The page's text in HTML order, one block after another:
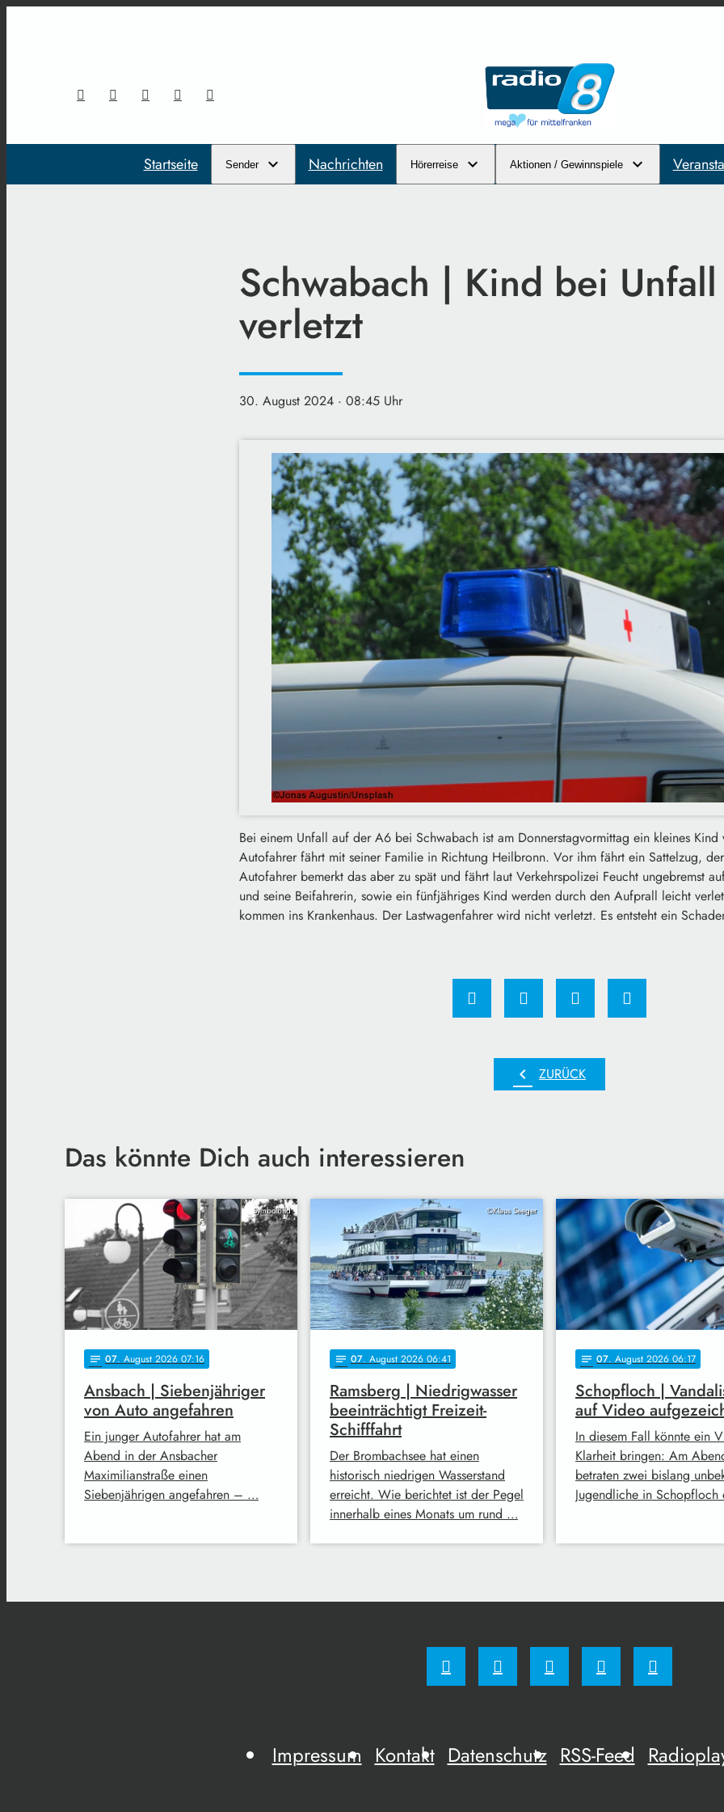
Startseite Sender Nachrichten Hörerreise Aktionen / Gewinnspiele
Schwabach | Kind bei
verletzt
30. August 2024 · 08:45 Uhr
Bei einem Unfall auf der A6 bei Schwabach ist am Donnerstagvormittag ein kleines
Autofahrer fährt mit seiner Familie in Richtung Heilbronn. Vor ihm fährt ein Sattelzug,
Autofahrer bemerkt das aber zu spät und fährt laut Verkehrspolizei Feucht ungebremst
und seine Beifahrerin, sowie ein fünfjähriges Kind werden durch den Aufprall leicht
kommen ins Krankenhaus. Der Lastwagenfahrer wird nicht verletzt. Es entsteht ein
chevron_left ZURÜCK
Das könnte Dich auch interessieren
Symbolbild
notes 07. August 2026 07:16
Ansbach | Siebenjähriger
von Auto angefahren
Ein junger Autofahrer hat am
Abend in der Ansbacher
Maximilianstraße einen
Siebenjährigen angefahren – …
©Klaus Seeger
notes 07. August 2026 06:41
Ramsberg | Niedrigwasser
beeinträchtigt Freizeit-
Schifffahrt
Der Brombachsee hat einen
historisch niedrigen Wasserstand
erreicht. Wie berichtet ist der Pegel
innerhalb eines Monats um rund …
notes 07. August 2026 06:17
Schopfloch |
auf Video
In diesem Fall könnte ein
Klarheit bringen: Am
betraten zwei bislang
Jugendliche in
Impressum Kontakt Datenschutz RSS-Feed